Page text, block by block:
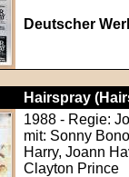
Deutscher
Hairspray
1988 - Regie:
mit: Sonny
Harry, Joann
Clayton Prince